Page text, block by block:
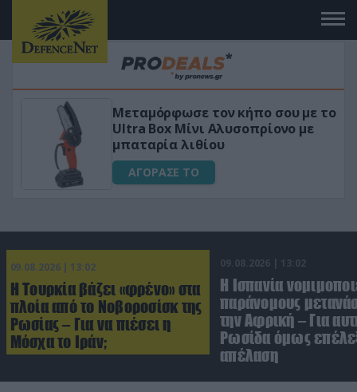
«Μαγική» φόρμουλα τριβόλι + VIP
για αύξηση της λίμπιντο
ΑΓΟΡΑΣΕ ΤΟ
09.08.2026 | 13:02
Η Τουρκία βάζει «φρένο» στα
πλοία από το Νοβοροσίσκ της
Ρωσίας – Για να πιέσει η
Μόσχα το Ιράν;
09.08.2026 | 13:02
Η Ισπανία
παράνομους
την Αφρική – Για
Ρωσίδα όμως
απέλαση